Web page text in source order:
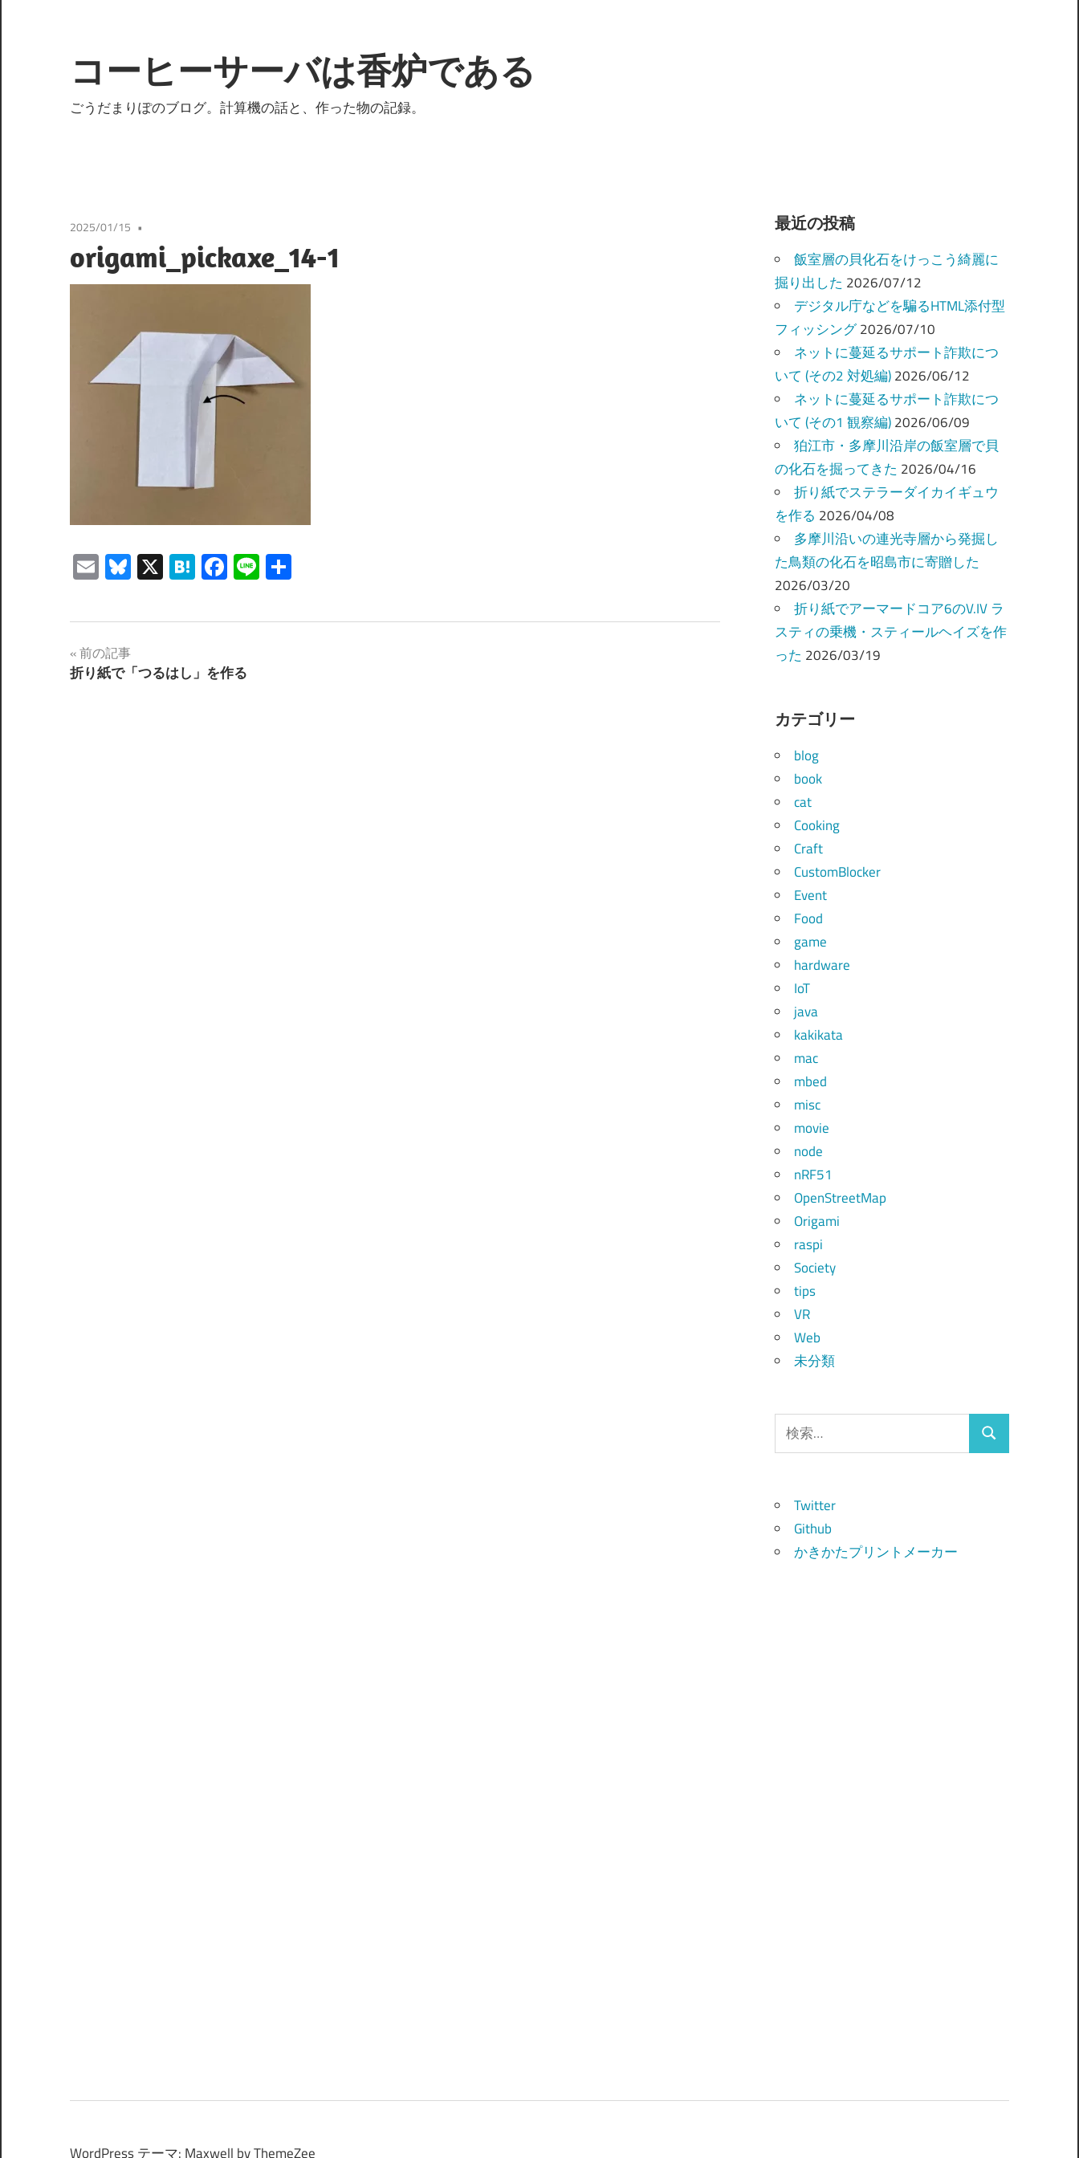
テ
ン
ツ
プ
コーヒーサーバは香炉である
ごうだまりぽのブログ。計算機の話と、作った物の記録。
2025/01/15
origami_pickaxe_14-1
EmailBluesky
X Hatena
Facebook
Line
投
稿
前の記事
折り紙で「つるはし」を作る
最近の投稿
飯室層の貝化石をけっこう綺麗に
掘り出した 2026/07/12
デジタル庁などを騙るHTML添付型
フィッシング 2026/07/10
ネットに蔓延るサポート詐欺につ
いて (その2 対処編) 2026/06/12
ネットに蔓延るサポート詐欺につ
いて (その1 観察編) 2026/06/09
狛江市・多摩川沿岸の飯室層で貝
の化石を掘ってきた 2026/04/16
折り紙でステラーダイカイギュウ
を作る 2026/04/08
多摩川沿いの連光寺層から発掘し
た鳥類の化石を昭島市に寄贈した
2026/03/20
折り紙でアーマードコア6のV.IV ラ
スティの乗機・スティールヘイズを作
った 2026/03/19
カテゴリー
blog
book
cat
Cooking
Craft
CustomBlocker
Event
Food
game
hardware
IoT
java
kakikata
mac
mbed
misc
movie
node
nRF51
OpenStreetMap
Origami
raspi
Society
tips
VR
Web
未分類
索:
検
Twitter
Github
かきかたプリントメーカー
WordPress テーマ: Maxwell by ThemeZee